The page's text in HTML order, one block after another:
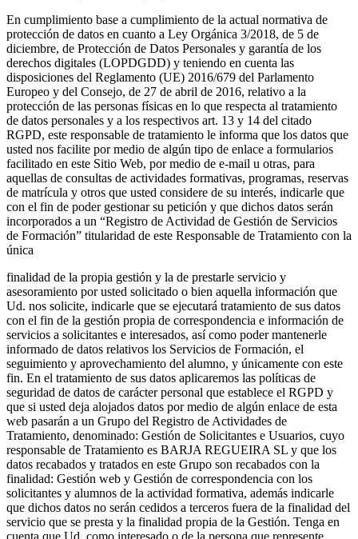
En cumplimiento base a cumplimiento de la actual normativa de
protección de datos en cuanto a Ley Orgánica 3/2018, de 5 de
diciembre, de Protección de Datos Personales y garantía de los
derechos digitales (LOPDGDD) y teniendo en cuenta las
disposiciones del Reglamento (UE) 2016/679 del Parlamento
Europeo y del Consejo, de 27 de abril de 2016, relativo a la
protección de las personas físicas en lo que respecta al tratamiento
de datos personales y a los respectivos art. 13 y 14 del citado
RGPD, este responsable de tratamiento le informa que los datos que
usted nos facilite por medio de algún tipo de enlace a formularios
facilitado en este Sitio Web, por medio de e-mail u otras, para
aquellas de consultas de actividades formativas, programas, reservas
de matrícula y otros que usted considere de su interés, indicarle que
con el fin de poder gestionar su petición y que dichos datos serán
incorporados a un “Registro de Actividad de Gestión de Servicios
de Formación” titularidad de este Responsable de Tratamiento con la
única
finalidad de la propia gestión y la de prestarle servicio y
asesoramiento por usted solicitado o bien aquella información que
Ud. nos solicite, indicarle que se ejecutará tratamiento de sus datos
con el fin de la gestión propia de correspondencia e información de
servicios a solicitantes e interesados, así como poder mantenerle
informado de datos relativos los Servicios de Formación, el
seguimiento y aprovechamiento del alumno, y únicamente con este
fin. En el tratamiento de sus datos aplicaremos las políticas de
seguridad de datos de carácter personal que establece el RGPD y
que si usted deja alojados datos por medio de algún enlace de esta
web pasarán a un Grupo del Registro de Actividades de
Tratamiento, denominado: Gestión de Solicitantes e Usuarios, cuyo
responsable de Tratamiento es BARJA REGUEIRA SL y que los
datos recabados y tratados en este Grupo son recabados con la
finalidad: Gestión web y Gestión de correspondencia con los
solicitantes y alumnos de la actividad formativa, además indicarle
que dichos datos no serán cedidos a terceros fuera de la finalidad del
servicio que se presta y la finalidad propia de la Gestión. Tenga en
cuenta que Ud. como interesado o de la persona que represente